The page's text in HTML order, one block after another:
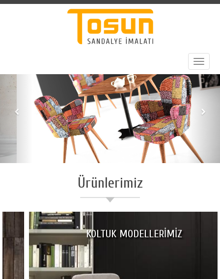
Toggle
Ürünlerimiz
KOLTUK MODELLERİMİZ